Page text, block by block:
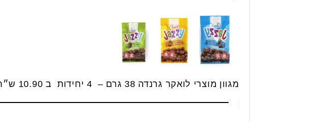
מגוון מוצרי לואקר גרנדה 38 גרם – 4 יחידות ב 10.90 ש״ח.